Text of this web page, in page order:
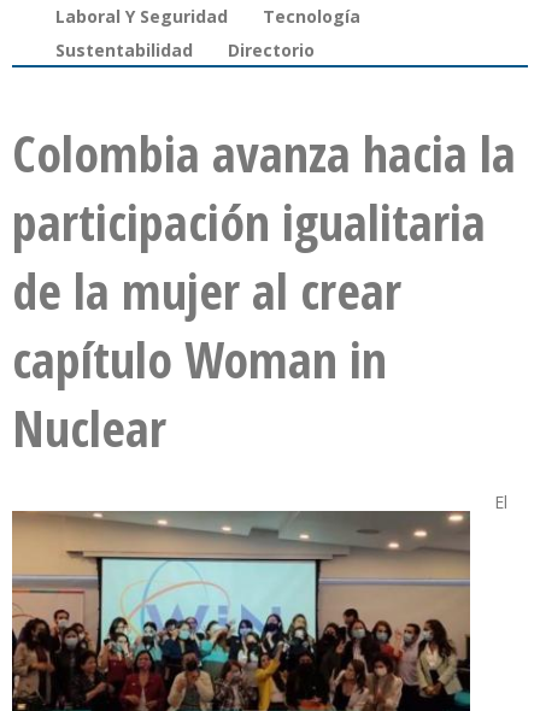
Laboral Y Seguridad
Tecnología
Sustentabilidad
Directorio
Colombia avanza hacia la
participación igualitaria
de la mujer al crear
capítulo Woman in
Nuclear
El